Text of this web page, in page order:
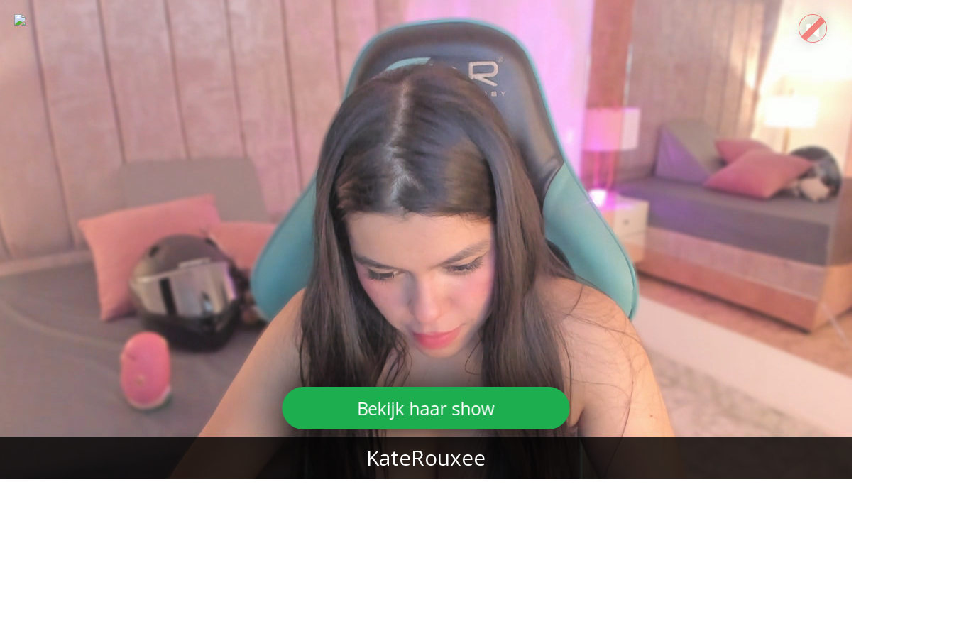
KateRouxee
Bekijk haar show